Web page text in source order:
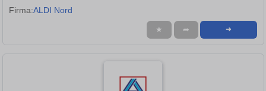
Firma:ALDI Nord
★ ➦ ➜